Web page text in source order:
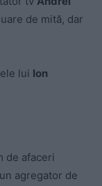
de mită, dar
lui Ion
de afaceri
agregator de